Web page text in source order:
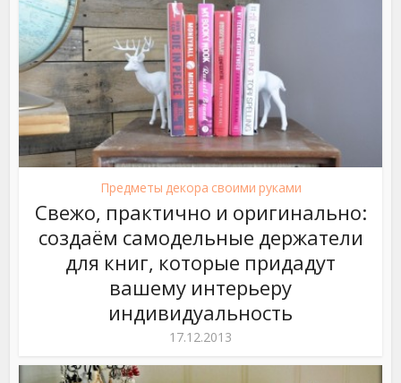
Предметы декора своими руками
Свежо, практично и оригинально:
создаём самодельные держатели
для книг, которые придадут
вашему интерьеру
индивидуальность
17.12.2013